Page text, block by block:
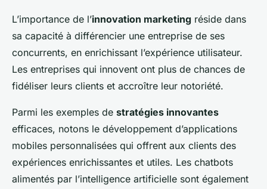
L’importance de l’innovation marketing réside dans
sa capacité à différencier une entreprise de ses
concurrents, en enrichissant l’expérience utilisateur.
Les entreprises qui innovent ont plus de chances de
fidéliser leurs clients et accroître leur notoriété.
Parmi les exemples de stratégies innovantes
efficaces, notons le développement d’applications
mobiles personnalisées qui offrent aux clients des
expériences enrichissantes et utiles. Les chatbots
alimentés par l’intelligence artificielle sont également